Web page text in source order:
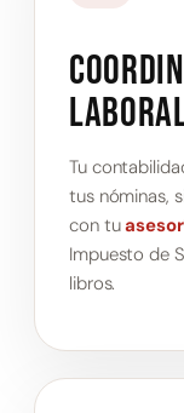
Tu
tus nóminas,
con tu
Impuesto de
libros.